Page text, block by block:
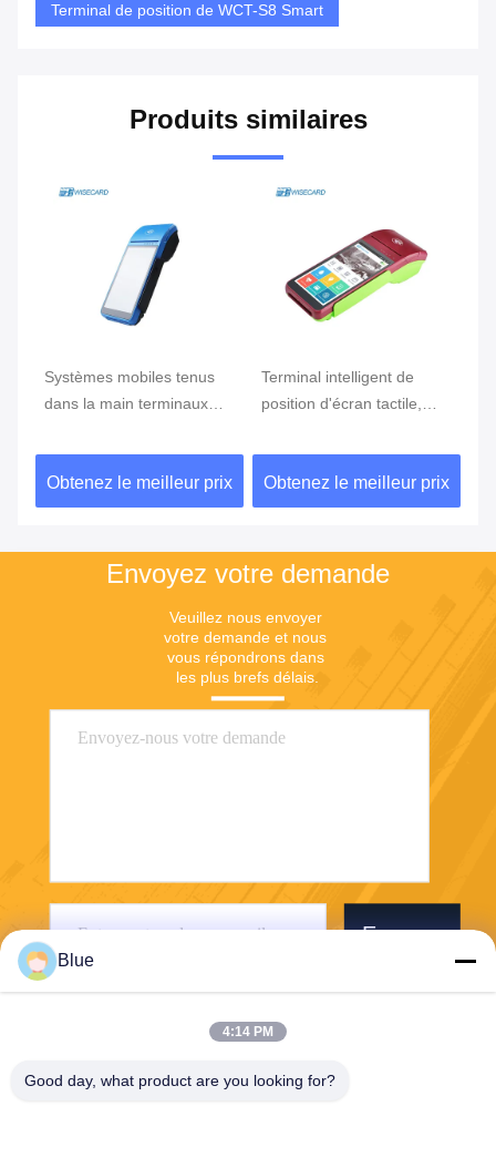
Terminal de position de WCT-S8 Smart
Produits similaires
Systèmes mobiles tenus
dans la main terminaux
position du BORD GPRS
5800mAh de position de
NFC de FBI
Obtenez le meilleur prix
Terminal intelligent de
position d'écran tactile,
lecteur d'empreintes
digitales
Obtenez le meilleur prix
Envoyez votre demande
Veuillez nous envoyer
votre demande et nous
vous répondrons dans
les plus brefs délais.
Envoyer
Blue
4:14 PM
Good day, what product are you looking for?